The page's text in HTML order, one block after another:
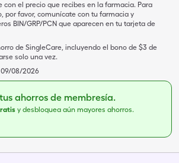
con el precio que recibes en la farmacia. Para
por favor, comunícate con tu farmacia y
BIN/GRP/PCN que aparecen en tu tarjeta de
de SingleCare, incluyendo el bono de $3 de
solo una vez.
09/08/2026
ahorros de membresía.
y desbloquea aún mayores ahorros.